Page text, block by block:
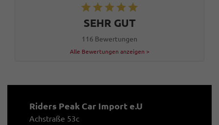
SEHR GUT
116 Bewertungen
Alle Bewertungen anzeigen >
Riders Peak Car Import e.U
Achstraße 53c